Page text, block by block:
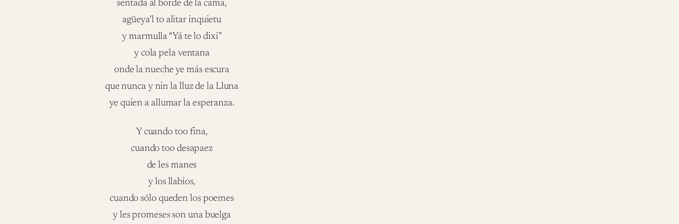
sentada al borde de la cama,
agüeya’l to alitar inquietu
y marmulla “Yá te lo dixi”
y cola pela ventana
onde la nueche ye más escura
que nunca y nin la lluz de la Lluna
ye quien a allumar la esperanza.
Y cuando too fina,
cuando too desapaez
de les manes
y los llabios,
cuando sólo queden los poemes
y les promeses son una buelga